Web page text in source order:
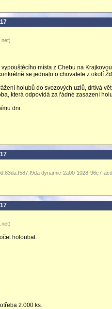
místa z Chebu na
se jednalo o chovatele z okolí
holubů do svozových uzlů, drtivá
která odpovídá za řádné zasazení
dni.
dynamic-2a00-1028-96c7-
holoubat:
2.000 ks.